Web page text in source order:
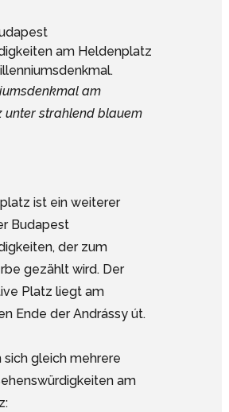
am
unter strahlend blauem
ist ein weiterer
Budapest
der zum
gezählt wird. Der
Platz liegt am
Ende der Andrássy út.
sich gleich mehrere
am